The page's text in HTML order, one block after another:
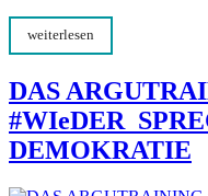
weiterlesen
DAS
DEMOKRATIE